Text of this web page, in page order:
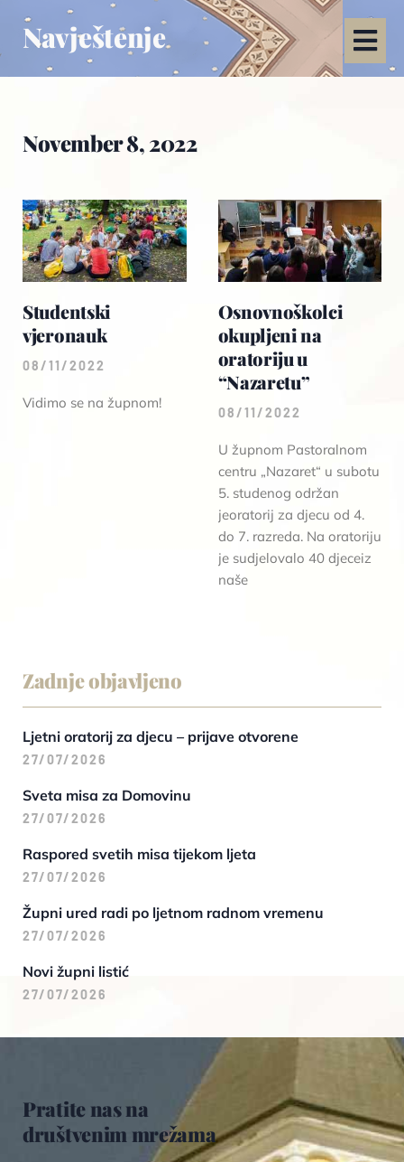
Navještenje
November 8, 2022
Studentski
vjeronauk
08/11/2022
Vidimo se na župnom!
Osnovnoškolci
okupljeni na
oratoriju u
“Nazaretu”
08/11/2022
U župnom Pastoralnom
centru „Nazaret“ u subotu
5. studenog održan
jeoratorij za djecu od 4.
do 7. razreda. Na oratoriju
je sudjelovalo 40 djeceiz
naše
Zadnje objavljeno
Ljetni oratorij za djecu – prijave otvorene
27/07/2026
Sveta misa za Domovinu
27/07/2026
Raspored svetih misa tijekom ljeta
27/07/2026
Župni ured radi po ljetnom radnom vremenu
27/07/2026
Novi župni listić
27/07/2026
Pratite nas na
društvenim mrežama